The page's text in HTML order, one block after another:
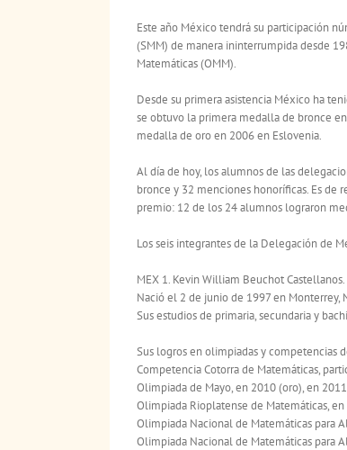
Este año México tendrá su participación
(SMM) de manera ininterrumpida desde
Matemáticas (OMM).
Desde su primera asistencia México ha
se obtuvo la primera medalla de bronce
medalla de oro en 2006 en Eslovenia.
Al día de hoy, los alumnos de las
bronce y 32 menciones honoríficas. Es de
premio: 12 de los 24 alumnos lograron
Los seis integrantes de la Delegación de
MEX 1. Kevin William Beuchot Castellanos.
Nació el 2 de junio de 1997 en Monterrey,
Sus estudios de primaria, secundaria y
Sus logros en olimpiadas y competencias
Competencia Cotorra de Matemáticas,
Olimpiada de Mayo, en 2010 (oro), en
Olimpiada Rioplatense de Matemáticas,
Olimpiada Nacional de Matemáticas para
Olimpiada Nacional de Matemáticas para